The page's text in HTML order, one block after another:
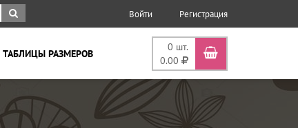
Войти Регистрация
0 шт.
0.00
ТАБЛИЦЫ РАЗМЕРОВ